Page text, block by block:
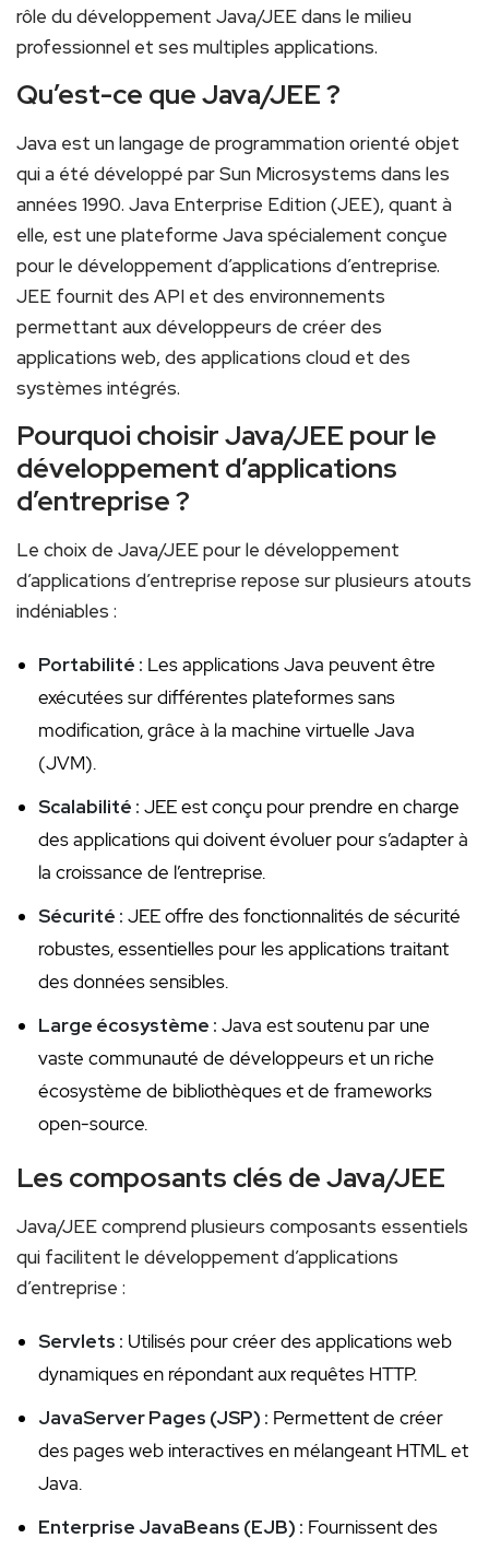
rôle du ‍développement Java/JEE dans le milieu
professionnel et ses multiples applications.
Qu’est-ce que⁤ Java/JEE ⁤?
Java est un langage de programmation orienté objet
qui a été développé par Sun Microsystems dans les
années 1990. Java Enterprise⁢ Edition (JEE), quant à
elle, est une plateforme ⁤Java spécialement conçue
pour le développement d’applications d’entreprise.
JEE fournit des API et des environnements
permettant aux développeurs de créer des
applications web, des applications cloud et des⁣
systèmes intégrés.
Pourquoi choisir⁢ Java/JEE pour le
développement ⁣d’applications
d’entreprise ?
Le choix de Java/JEE pour le ⁣développement
d’applications d’entreprise repose sur plusieurs ​atouts
indéniables :
Portabilité : Les applications Java⁤ peuvent être
exécutées sur différentes plateformes sans
modification, grâce à la machine virtuelle⁣ Java​
(JVM).
Scalabilité : JEE est⁤ conçu pour prendre en charge
des applications⁣ qui doivent évoluer ⁢pour s’adapter à
la croissance de⁣ l’entreprise.
Sécurité : JEE offre des fonctionnalités de sécurité
robustes, essentielles pour les applications traitant
des⁢ données sensibles.
Large écosystème : Java est soutenu par une
vaste communauté de‍ développeurs et un riche
écosystème de bibliothèques et de frameworks
open-source.
Les composants clés de Java/JEE
Java/JEE comprend ⁣plusieurs composants essentiels
qui facilitent le développement d’applications
d’entreprise :
Servlets : Utilisés pour créer des applications⁤ web
dynamiques en ​répondant aux ⁣requêtes HTTP.
JavaServer Pages (JSP) : Permettent de créer
des pages web interactives en mélangeant HTML et
Java.
Enterprise JavaBeans (EJB) : Fournissent des